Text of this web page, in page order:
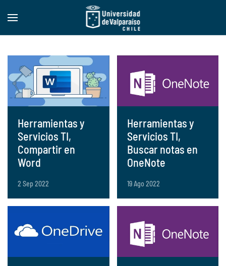
Skip to main content
Herramientas y
Servicios TI,
Compartir en
Word
2 Sep 2022
Herramientas y
Servicios TI,
Buscar notas en
OneNote
19 Ago 2022